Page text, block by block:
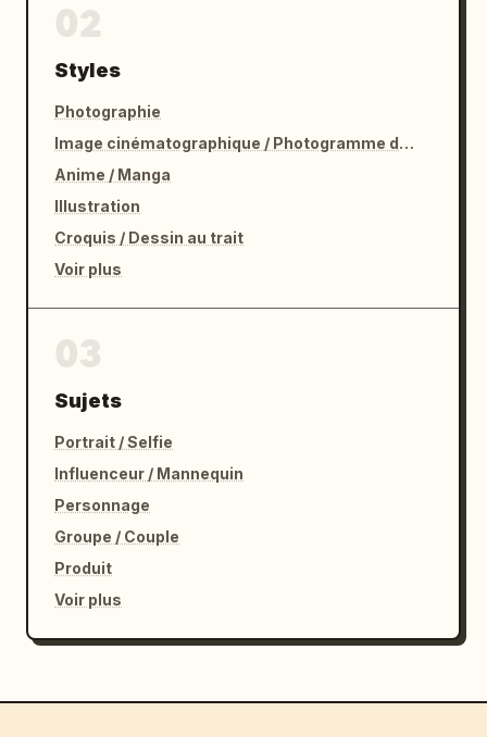
Styles
Photographie
Image cinématographique / Photogramme de film
Anime / Manga
Illustration
Croquis / Dessin au trait
Voir plus
Sujets
Portrait / Selfie
Influenceur / Mannequin
Personnage
Groupe / Couple
Produit
Voir plus